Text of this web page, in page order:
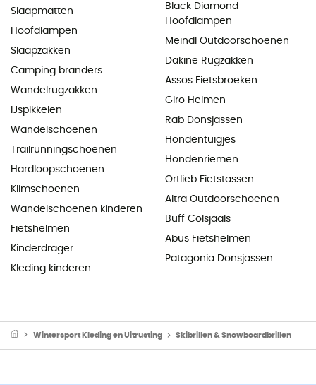
Slaapmatten
Hoofdlampen
Slaapzakken
Camping branders
Wandelrugzakken
IJspikkelen
Wandelschoenen
Trailrunningschoenen
Hardloopschoenen
Klimschoenen
Wandelschoenen kinderen
Fietshelmen
Kinderdrager
Kleding kinderen
Black Diamond
Hoofdlampen
Meindl Outdoorschoenen
Dakine Rugzakken
Assos Fietsbroeken
Giro Helmen
Rab Donsjassen
Hondentuigjes
Hondenriemen
Ortlieb Fietstassen
Altra Outdoorschoenen
Buff Colsjaals
Abus Fietshelmen
Patagonia Donsjassen
Wintersport Kleding en Uitrusting Skibrillen & Snowboardbrillen